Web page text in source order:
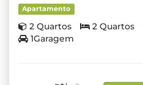
Apartamento
2 Quartos 2 Quartos
1Garagem